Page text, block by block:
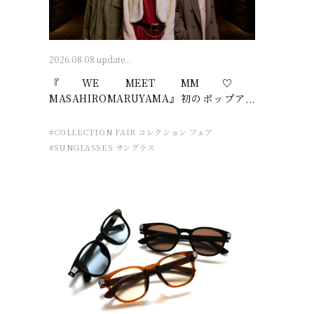
2026.08.08 update...
『WE MEET MM♡
MASAHIROMARUYAMA』初のポップアッ
#COLLECTION FAIR コレクション フェア
#SUNGLASSES サングラス